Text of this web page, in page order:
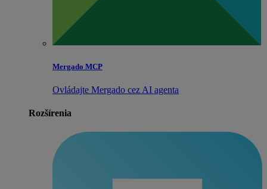
Mergado MCP
Ovládajte Mergado cez AI agenta
Rozšírenia